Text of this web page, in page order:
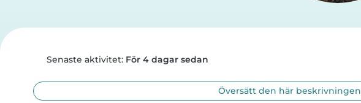
Senaste aktivitet: För 4 dagar sedan
Översätt den här beskrivningen